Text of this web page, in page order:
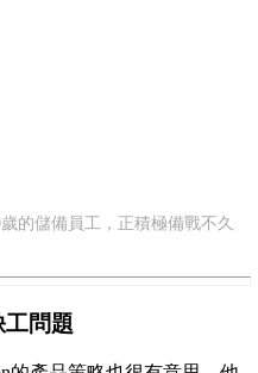
的儲備員工，正積極備戰不久
工問題